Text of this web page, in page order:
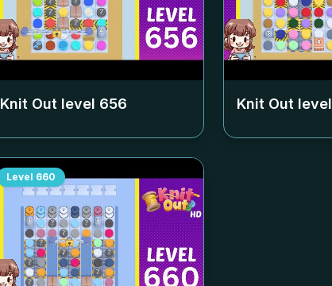
Knit Out level 656 Knit Out level
Level 660